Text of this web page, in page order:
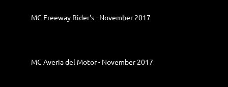
MC Freeway Rider's - November 2017
MC Averia del Motor - November 2017